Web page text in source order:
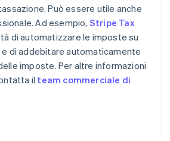
Può essere utile anche
Ad esempio, Stripe Tax
di automatizzare le imposte su
di addebitare automaticamente
imposte. Per altre informazioni
il team commerciale di